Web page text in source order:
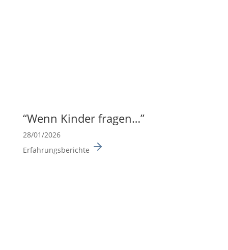
“Wenn Kinder fragen…”
28/01/2026
Erfahrungsberichte